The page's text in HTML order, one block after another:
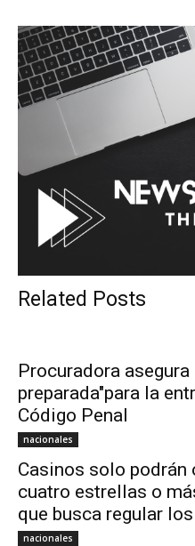
Related Posts
Procuradora asegura
preparada"para la
Código Penal
nacionales
Casinos solo podrán
cuatro estrellas o
que busca regular
nacionales